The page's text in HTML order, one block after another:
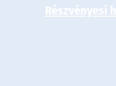
Részvényesi